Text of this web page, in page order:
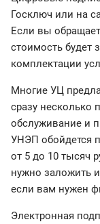
Госключ или на
Если вы
стоимость будет
комплектации
Многие УЦ
сразу несколько
обслуживание и
УНЭП обойдется
от 5 до 10 тысяч
нужно заложить
если вам нужен
Электронная